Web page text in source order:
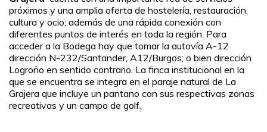
próximos y una amplia oferta de hostelería, restauración,
cultura y ocio; además de una rápida conexión con
diferentes puntos de interés en toda la región. Para
acceder a la Bodega hay que tomar la autovía A-12
dirección N-232/Santander, A12/Burgos; o bien dirección
Logroño en sentido contrario. La finca institucional en la
que se encuentra se integra en el paraje natural de La
Grajera que incluye un pantano con sus respectivas zonas
recreativas y un campo de golf.